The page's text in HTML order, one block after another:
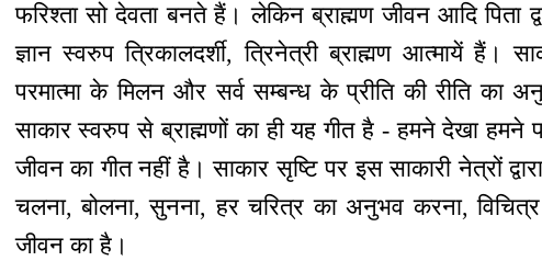
फरिश्ता सो देवता बनते हैं। लेकिन ब्राह्मण जीवन आदि पिता
ज्ञान स्वरुप त्रिकालदर्शी, त्रिनेत्री ब्राह्मण आत्मायें हैं।
परमात्मा के मिलन और सर्व सम्बन्ध के प्रीति की रीति का
साकार स्वरुप से ब्राह्मणों का ही यह गीत है - हमने देखा हमने
जीवन का गीत नहीं है। साकार सृष्टि पर इस साकारी नेत्रों
चलना, बोलना, सुनना, हर चरित्र का अनुभव करना,
जीवन का है।